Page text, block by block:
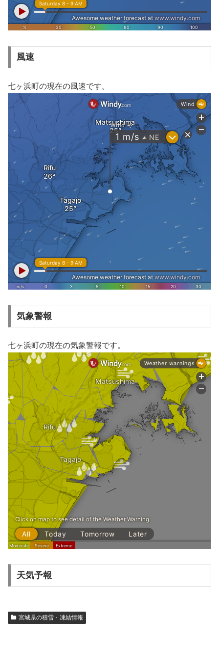
風速
七ヶ浜町の現在の風速です。
気象警報
七ヶ浜町の現在の気象警報です。
天気予報
宮城県の積雪・凍結情報